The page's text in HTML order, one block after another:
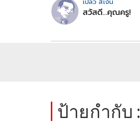
สวัสดี...คุณครู!
ป้ายกำกับ :